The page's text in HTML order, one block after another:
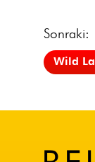
Sonraki:
Wild